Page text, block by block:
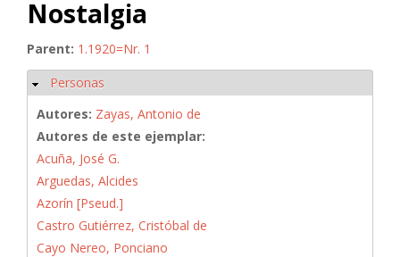
Nostalgia
Parent: 1.1920=Nr. 1
Ocultar
Personas
Autores: Zayas, Antonio de
Autores de este ejemplar:
Acuña, José G.
Arguedas, Alcides
Azorín [Pseud.]
Castro Gutiérrez, Cristóbal de
Cayo Nereo, Ponciano